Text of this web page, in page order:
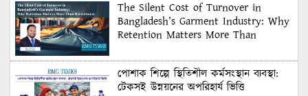
The Silent Cost of Turnover in
Bangladesh’s Garment Industry: Why
Retention Matters More Than
পোশাক শিল্পে স্থিতিশীল কর্মসংস্থান ব্যবস্থা:
টেকসই উন্নয়নের অপরিহার্য ভিত্তি